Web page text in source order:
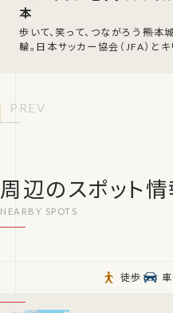
本
歩いて、笑って、つながろう――熊
輪。日本サッカー協会（JFA）と
PREV
周辺のスポット情
徒歩 車